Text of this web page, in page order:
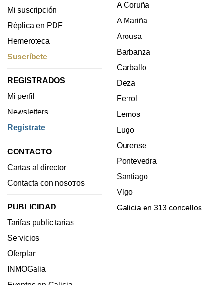
Mi suscripción
Réplica en PDF
Hemeroteca
Suscríbete
REGISTRADOS
Mi perfil
Newsletters
Regístrate
CONTACTO
Cartas al director
Contacta con nosotros
PUBLICIDAD
Tarifas publicitarias
Servicios
Oferplan
INMOGalia
A Coruña
A Mariña
Arousa
Barbanza
Carballo
Deza
Ferrol
Lemos
Lugo
Ourense
Pontevedra
Santiago
Vigo
Galicia en 313 concellos